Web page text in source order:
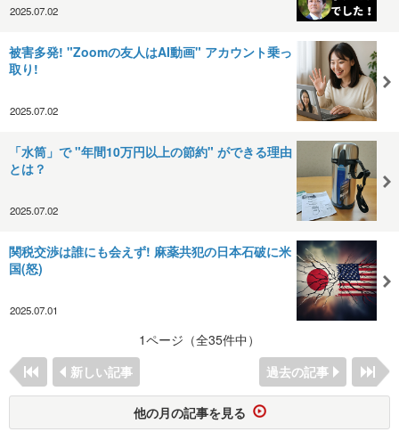
2025.07.02
被害多発! "Zoomの友人はAI動画" アカウント乗っ
取り!
2025.07.02
「水筒」で "年間10万円以上の節約" ができる理由
とは？
2025.07.02
関税交渉は誰にも会えず! 麻薬共犯の日本石破に米
国(怒)
2025.07.01
1ページ（全35件中）
新しい記事
過去の記事
他の月の記事を見る